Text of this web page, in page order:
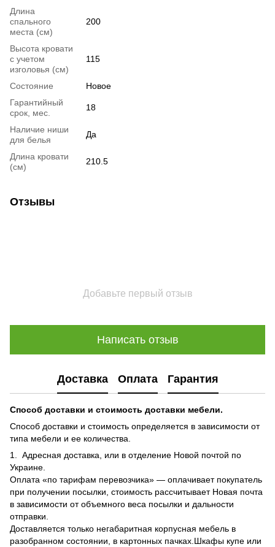
Длина
спального
места (см)
200
Высота кровати
с учетом
изголовья (см)
115
Состояние
Новое
Гарантийный
срок, мес.
18
Наличие ниши
для белья
Да
Длина кровати
(см)
210.5
Отзывы
Добавьте первый отзыв
Написать отзыв
Доставка Оплата Гарантия
Способ доставки и стоимость доставки мебели.
Способ доставки и стоимость определяется в зависимости от
типа мебели и ее количества.
1. Адресная доставка, или в отделение Новой почтой по
Украине.
Оплата «по тарифам перевозчика» — оплачивает покупатель
при получении посылки, стоимость рассчитывает Новая почта
в зависимости от объемного веса посылки и дальности
отправки.
Доставляется только негабаритная корпусная мебель в
разобранном состоянии, в картонных пачках.Шкафы купе или